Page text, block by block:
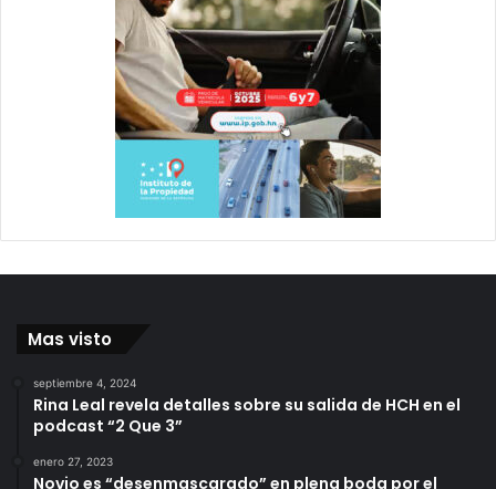
Mas visto
septiembre 4, 2024
Rina Leal revela detalles sobre su salida de HCH en el
podcast “2 Que 3”
enero 27, 2023
Novio es “desenmascarado” en plena boda por el